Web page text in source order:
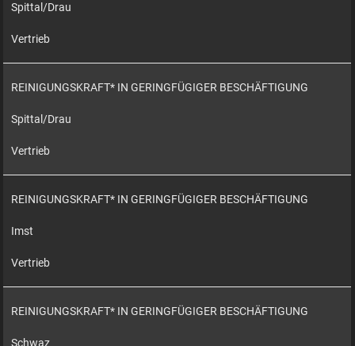
Spittal/Drau
Vertrieb
REINIGUNGSKRAFT* IN GERINGFÜGIGER BESCHÄFTIGUNG
Spittal/Drau
Vertrieb
REINIGUNGSKRAFT* IN GERINGFÜGIGER BESCHÄFTIGUNG
Imst
Vertrieb
REINIGUNGSKRAFT* IN GERINGFÜGIGER BESCHÄFTIGUNG
Schwaz